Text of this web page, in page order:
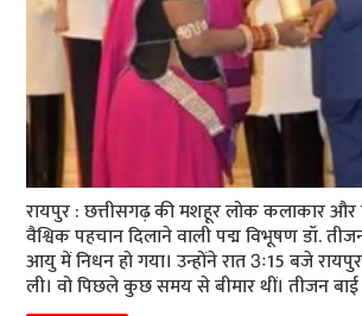
रायपुर : छत्तीसगढ़ की मशहूर लोक कलाकार और
वैश्विक पहचान दिलाने वाली पद्म विभूषण डॉ.
आयु में निधन हो गया। उन्होंने रात 3ः15 बजे
ली। वो पिछले कुछ समय से बीमार थीं। तीजन